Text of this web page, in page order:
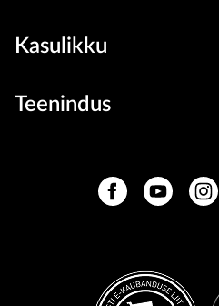
Kasulikku
Teenindus